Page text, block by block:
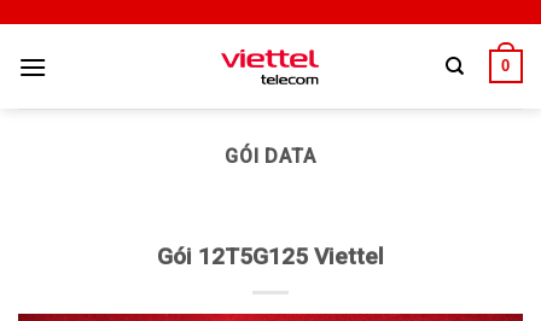
0
GÓI DATA
Gói 12T5G125 Viettel